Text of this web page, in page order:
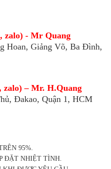
zalo) - Mr Quang
Hoan, Giảng Võ, Ba Đình,
zalo) – Mr. H.Quang
Đakao, Quận 1, HCM
95%.
ĐẶT NHIỆT TÌNH.